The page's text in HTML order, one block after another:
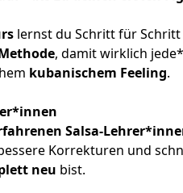
lernst du Schritt für
, damit wirklich
kubanischem Feeling.
Salsa-
Korrekturen und
neu bist.